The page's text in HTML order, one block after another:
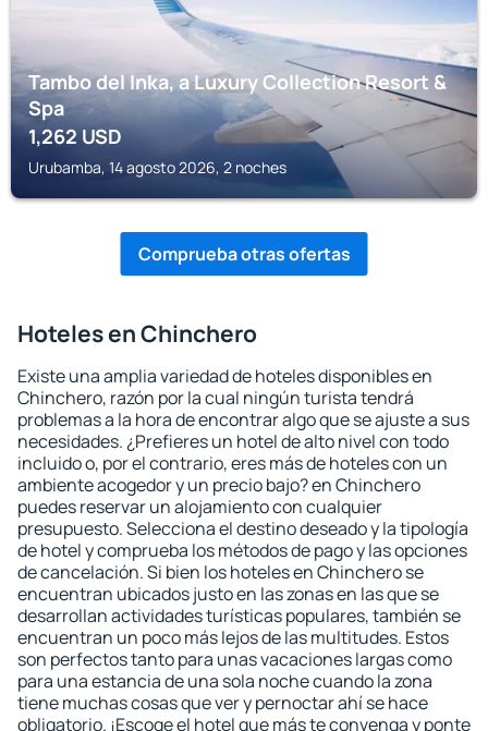
Tambo del Inka, a Luxury Collection Resort &
Spa
1,262USD
Urubamba, 14 agosto 2026, 2 noches
Comprueba otras ofertas
Hoteles en Chinchero
Existe una amplia variedad de hoteles disponibles en
Chinchero, razón por la cual ningún turista tendrá
problemas a la hora de encontrar algo que se ajuste a sus
necesidades. ¿Prefieres un hotel de alto nivel con todo
incluido o, por el contrario, eres más de hoteles con un
ambiente acogedor y un precio bajo? en Chinchero
puedes reservar un alojamiento con cualquier
presupuesto. Selecciona el destino deseado y la tipología
de hotel y comprueba los métodos de pago y las opciones
de cancelación. Si bien los hoteles en Chinchero se
encuentran ubicados justo en las zonas en las que se
desarrollan actividades turísticas populares, también se
encuentran un poco más lejos de las multitudes. Estos
son perfectos tanto para unas vacaciones largas como
para una estancia de una sola noche cuando la zona
tiene muchas cosas que ver y pernoctar ahí se hace
obligatorio. ¡Escoge el hotel que más te convenga y ponte